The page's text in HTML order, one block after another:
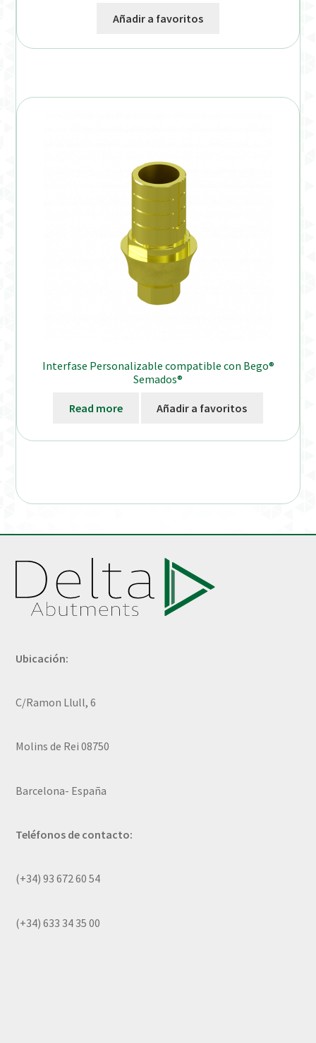
Añadir a favoritos
Interfase Personalizable compatible con Bego®
Semados®
Read more Añadir a favoritos
Ubicación:
C/Ramon Llull, 6
Molins de Rei 08750
Barcelona- España
Teléfonos de contacto:
(+34) 93 672 60 54
(+34) 633 34 35 00